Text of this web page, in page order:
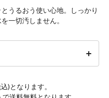
うるおう使い心地。しっかり
一切汚しません。